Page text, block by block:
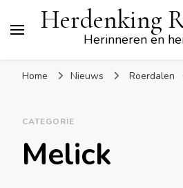
Herdenking
Herinneren en
Home Nieuws Roerdalen
CATEGORIE
Melick